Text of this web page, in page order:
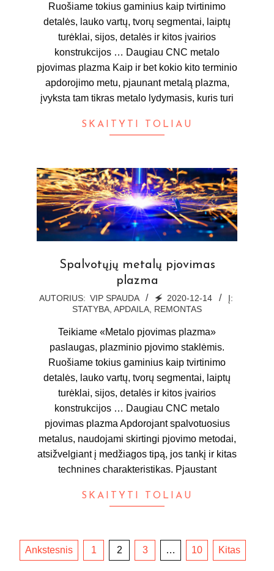
Ruošiame tokius gaminius kaip tvirtinimo
detalės, lauko vartų, tvorų segmentai, laiptų
turėklai, sijos, detalės ir kitos įvairios
konstrukcijos … Daugiau CNC metalo
pjovimas plazma Kaip ir bet kokio kito terminio
apdorojimo metu, pjaunant metalą plazma,
įvyksta tam tikras metalo lydymasis, kuris turi
SKAITYTI TOLIAU
Spalvotųjų metalų pjovimas
plazma
2020-
AUTORIUS: VIP SPAUDA 🗲 2020-12-14
Į:
STATYBA, APDAILA, REMONTAS
Teikiame «Metalo pjovimas plazma»
paslaugas, plazminio pjovimo staklėmis.
Ruošiame tokius gaminius kaip tvirtinimo
detalės, lauko vartų, tvorų segmentai, laiptų
turėklai, sijos, detalės ir kitos įvairios
konstrukcijos … Daugiau CNC metalo
pjovimas plazma Apdorojant spalvotuosius
metalus, naudojami skirtingi pjovimo metodai,
atsižvelgiant į medžiagos tipą, jos tankį ir kitas
technines charakteristikas. Pjaustant
SKAITYTI TOLIAU
Įrašų
Ankstesnis 1 2 3 … 10 Kitas